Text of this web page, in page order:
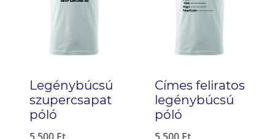
Legénybúcsú
szupercsapat
póló
Címes feliratos
legénybúcsú
póló